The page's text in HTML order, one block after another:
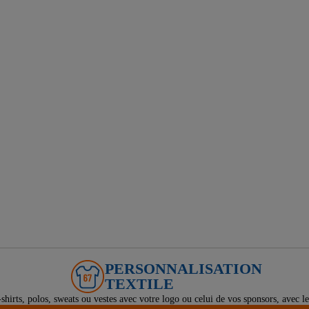
PERSONNALISATION
TEXTILE
polos, sweats ou vestes avec votre logo ou celui de vos sponsors, avec